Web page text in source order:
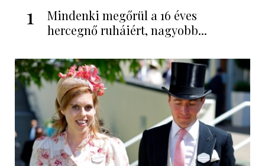
1
Mindenki megőrül a 16 éves
hercegnő ruháiért, nagyobb...